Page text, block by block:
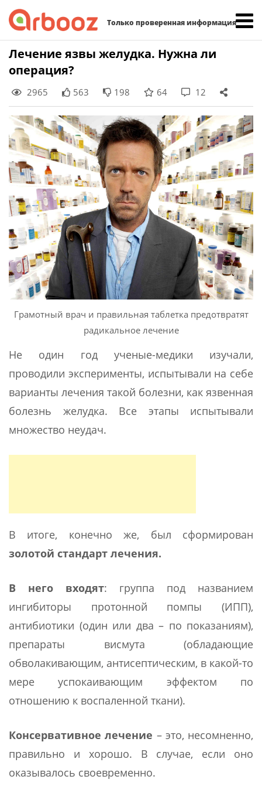
Только проверенная информация
Skip
content
Лечение язвы желудка. Нужна ли
операция?
2965 563 198 64 12
Грамотный врач и правильная таблетка предотвратят
радикальное лечение
Не один год ученые-медики изучали,
проводили эксперименты, испытывали на себе
варианты лечения такой болезни, как язвенная
болезнь желудка. Все этапы испытывали
множество неудач.
В итоге, конечно же, был сформирован
золотой стандарт лечения.
В него входят: группа под названием
ингибиторы протонной помпы (ИПП),
антибиотики (один или два – по показаниям),
препараты висмута (обладающие
обволакивающим, антисептическим, в какой-то
мере успокаивающим эффектом по
отношению к воспаленной ткани).
Консервативное лечение – это, несомненно,
правильно и хорошо. В случае, если оно
оказывалось своевременно.
Найти: